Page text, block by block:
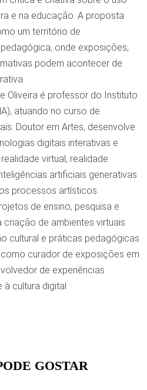
e na educação. A proposta
um território de
onde exposições,
podem acontecer de
Oliveira é professor do Instituto
atuando no curso de
Doutor em Artes, desenvolve
digitais interativas e
virtual, realidade
artificiais generativas
processos artísticos.
de ensino, pesquisa e
criação de ambientes virtuais
cultural e práticas pedagógicas
curador de exposições em
de experiências
à cultura digital
GOSTAR